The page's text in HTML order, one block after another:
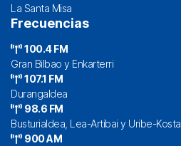
La Santa Misa
Frecuencias
100.4 FM
Gran Bilbao y Enkarterri
107.1 FM
Durangaldea
98.6 FM
Busturialdea, Lea-Artibai y Uribe-Kosta
900 AM